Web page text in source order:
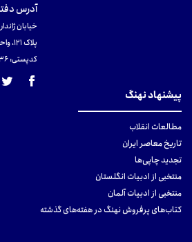
آدرس
خیابان
پلاک 121، واحد ۴.
کدپستی: 131465433۶
پیشنهاد نهنگ
مطالعات انقلاب
تاریخ معاصر ایران
تجدید چاپی‌ها
منتخبی از ادبیات انگلستان
منتخبی از ادبیات آلمان
کتاب‌های پرفروش نهنگ در هفته‌های گذشته